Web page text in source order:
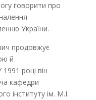
говорити про
України.
продовжує
й
році він
кафедри
інституту ім. М.І.